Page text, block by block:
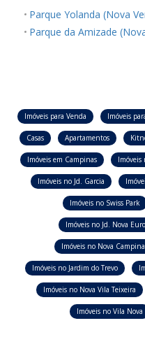
Parque Yolanda (Nova
Parque da Amizade
Imóveis para Venda Imóveis
Casas Apartamentos
Imóveis em Campinas Imóveis
Imóveis no Jd. Garcia
Imóveis no Swiss Park
Imóveis no Jd. Nova
Imóveis no Nova
Imóveis no Jardim do Trevo
Imóveis no Nova Vila Teixeira
Imóveis no Vila Nova